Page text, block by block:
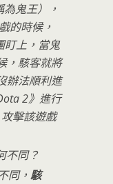
鬼王），
的時候，
盯上，當鬼
，駭客就將
辦法順利進
2》進行
攻擊該遊戲
不同？
同， 駭